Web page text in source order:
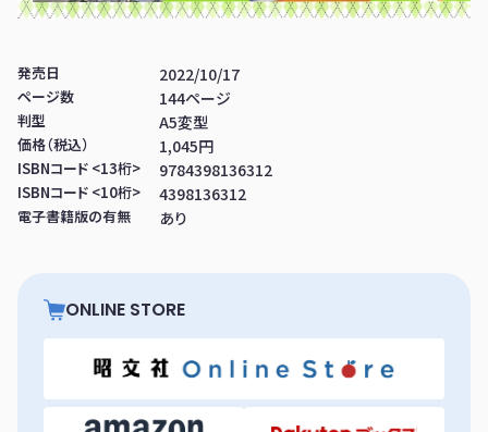
発売日 2022/10/17
ページ数 144ページ
判型 A5変型
価格（税込） 1,045円
ISBNコード <13桁> 9784398136312
ISBNコード <10桁> 4398136312
電子書籍版の有無 あり
ONLINE STORE